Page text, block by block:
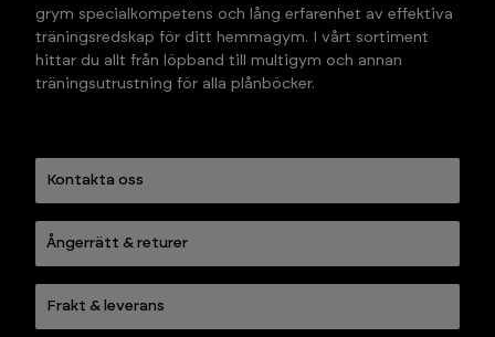
grym specialkompetens och lång erfarenhet av effektiva
träningsredskap för ditt hemmagym. I vårt sortiment
hittar du allt från löpband till multigym och annan
träningsutrustning för alla plånböcker.
Kontakta oss
Ångerrätt & returer
Frakt & leverans